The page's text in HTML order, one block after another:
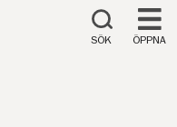
SÖK ÖPPNA